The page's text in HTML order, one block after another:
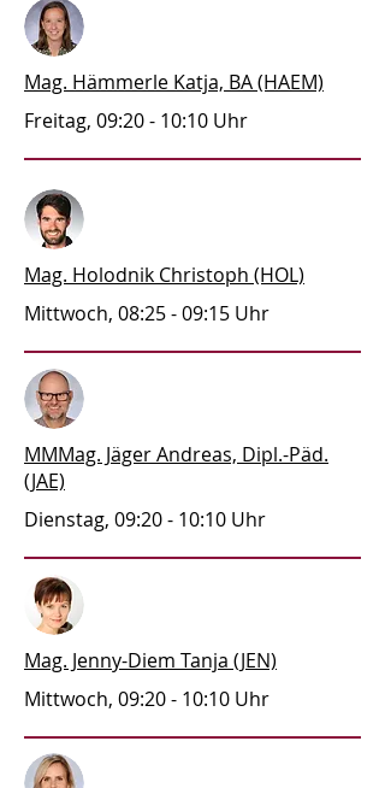
Mag. Hämmerle Katja, BA (HAEM)
Freitag, 09:20 - 10:10 Uhr
Mag. Holodnik Christoph (HOL)
Mittwoch, 08:25 - 09:15 Uhr
MMMag. Jäger Andreas, Dipl.-Päd.
(JAE)
Dienstag, 09:20 - 10:10 Uhr
Mag. Jenny-Diem Tanja (JEN)
Mittwoch, 09:20 - 10:10 Uhr